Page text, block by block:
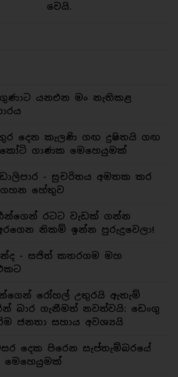
වෙයි.
යනඑන මං නැතිකළ
දෙන කැලණි ගඟ දුෂිතයි ගඟ
ගාණක මෙහෙයුමක්
- සුචරිතය අමතක කර
ගහන හේතුව
රටට වැඩක් ගන්න
නිකම් ඉන්න පුරුදුවෙලා!
- සජිත් කතරගම මහ
රෝහල් උතුරයි ඇතැම්
බාර ගැනීමත් නවත්වයි: ඩෙංගු
ජනතා සහාය අවශ්‍යයි
දෙක පිරෙන සැප්තැම්බරයේ
මෙහෙයුමක්